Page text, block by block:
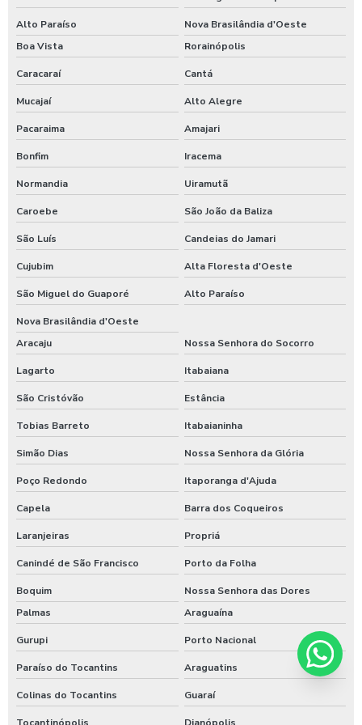
Alto Paraíso
Nova Brasilândia d'Oeste
Boa Vista
Rorainópolis
Caracaraí Cantá
Mucajaí Alto Alegre
Pacaraima Amajari
Bonfim Iracema
Normandia Uiramutã
Caroebe São João da Baliza
São Luís Candeias do Jamari
Cujubim Alta Floresta d'Oeste
São Miguel do Guaporé Alto Paraíso
Nova Brasilândia d'Oeste
Aracaju
Nossa Senhora do Socorro
Lagarto Itabaiana
São Cristóvão Estância
Tobias Barreto Itabaianinha
Simão Dias Nossa Senhora da Glória
Poço Redondo Itaporanga d'Ajuda
Capela Barra dos Coqueiros
Laranjeiras Propriá
Canindé de São Francisco Porto da Folha
Boquim
Nossa Senhora das Dores
Palmas
Araguaína
Gurupi Porto Nacional
Paraíso do Tocantins Araguatins
Colinas do Tocantins Guaraí
Tocantinópolis Dianópolis